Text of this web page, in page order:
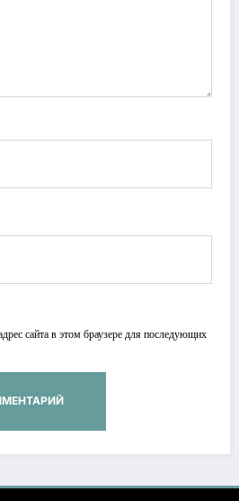
сайта в этом браузере для последующих